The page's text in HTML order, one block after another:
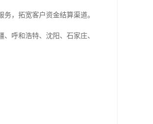
，拓宽客户资金结算渠道。
呼和浩特、沈阳、石家庄、